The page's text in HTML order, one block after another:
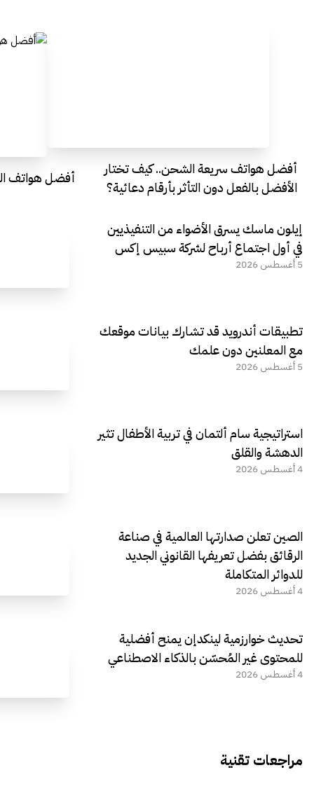
أفضل هواتف سريعة الشحن.. كيف تختار
الأفضل بالفعل دون التأثر بأرقام دعائية؟
أفضل هواتف
إيلون ماسك يسرق الأضواء من التنفيذيين
في أول اجتماع أرباح لشركة سبيس إكس
5 أغسطس 2026
تطبيقات أندرويد قد تشارك بيانات موقعك
مع المعلنين دون علمك
5 أغسطس 2026
استراتيجية سام ألتمان في تربية الأطفال تثير
الدهشة والقلق
4 أغسطس 2026
الصين تعلن صدارتها العالمية في صناعة
الرقائق بفضل تعريفها القانوني الجديد
للدوائر المتكاملة
4 أغسطس 2026
تحديث خوارزمية لينكدإن يمنح أفضلية
للمحتوى غير المُحسّن بالذكاء الاصطناعي
4 أغسطس 2026
مراجعات تقنية